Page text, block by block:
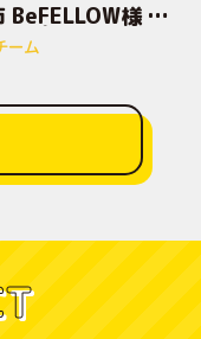
BeFELLOW様 オ
プリントパーカ
ーム